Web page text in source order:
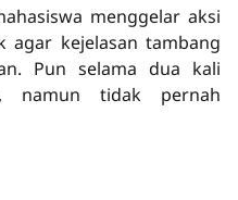
menggelar aksi
agar kejelasan tambang
Pun selama dua kali
namun tidak pernah